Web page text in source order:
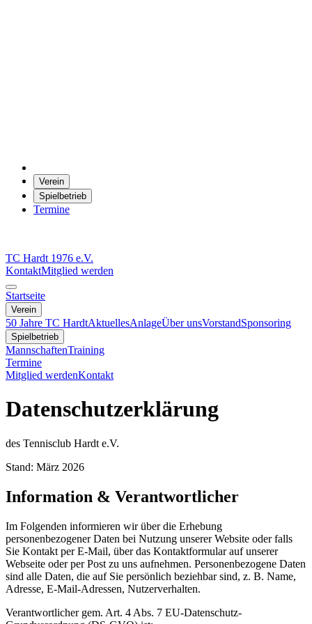
Verein
Spielbetrieb
Termine
TC Hardt 1976 e.V.
KontaktMitglied werden
Startseite
Verein
50 Jahre TC HardtAktuellesAnlageÜber unsVorstandSponsoring
Spielbetrieb
MannschaftenTraining
Termine
Mitglied werdenKontakt
Datenschutzerklärung
des Tennisclub Hardt e.V.
Stand: März 2026
Information & Verantwortlicher
Im Folgenden informieren wir über die Erhebung
personenbezogener Daten bei Nutzung unserer Website oder falls
Sie Kontakt per E-Mail, über das Kontaktformular auf unserer
Webseite oder per Post zu uns aufnehmen. Personenbezogene Daten
sind alle Daten, die auf Sie persönlich beziehbar sind, z. B. Name,
Adresse, E-Mail-Adressen, Nutzerverhalten.
Verantwortlicher gem. Art. 4 Abs. 7 EU-Datenschutz-